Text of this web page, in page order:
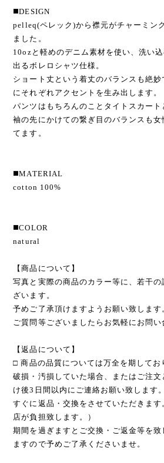
◼️DESIGN
pelleq(ペレック)から襟元がチャーミン
ました。
10ozと軽めのデニム素材を使い、洗い
出るボレロシャツ仕様。
ショート丈という着丈のバランスも絶
にそれぞれアクセントを生み出します。
パンツはもちろんのことタイトスカート
袖の先にかけての繋ぎ目のバランスも女
てます。
◼️MATERIAL
cotton 100%
◼️COLOR
natural
【商品について】
写真と実際の商品のカラー等に、若干
ざいます。
予めご了承頂けますようお願い致します
ご質問等ございましたらお気軽にお問い
【返品について】
□ 商品の品質については万全を期してお
破損・汚損していた場合、またはご注文
け後3日間以内にご連絡お願い致します。
すぐに返品・交換をさせていただきます
店が負担致します。）
期間を過ぎますとご交換・ご返金等を
ますので予めご了承くださいませ。